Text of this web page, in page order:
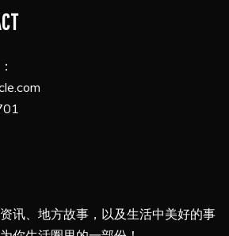
讯、地方故事，以及生活中美好的事